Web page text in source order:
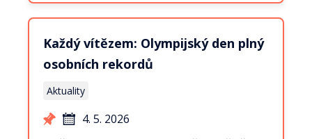
Každý vítězem: Olympijský den plný
osobních rekordů
Aktuality
4. 5. 2026